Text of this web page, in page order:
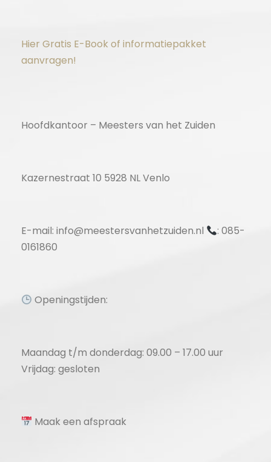
Hier Gratis E-Book of informatiepakket
aanvragen!
Hoofdkantoor – Meesters van het Zuiden
Kazernestraat 10 5928 NL Venlo
E-mail: info@meestersvanhetzuiden.nl
: 085-
0161860
Openingstijden:
Maandag t/m donderdag: 09.00 – 17.00 uur
Vrijdag: gesloten
Maak een afspraak